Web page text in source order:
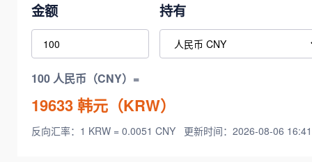
金额 持有
100 人民币（CNY）=
19633韩元（KRW）
反向汇率：1 KRW = 0.0051 CNY 更新时间：2026-08-06